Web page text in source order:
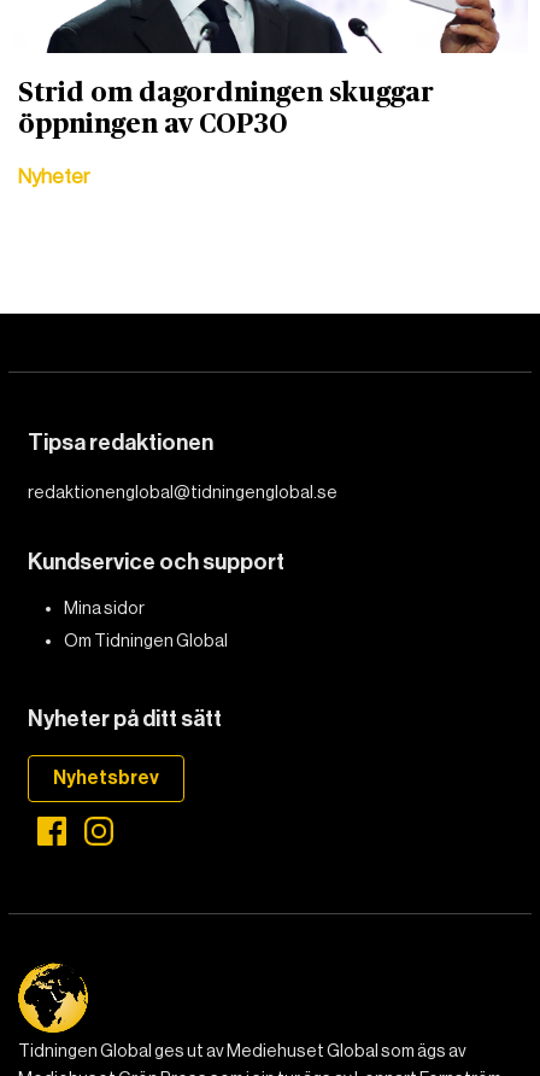
Strid om dagordningen skuggar
öppningen av COP30
Nyheter
Tipsa redaktionen
redaktionenglobal@tidningenglobal.se
Kundservice och support
Mina sidor
Om Tidningen Global
Nyheter på ditt sätt
Nyhetsbrev
Tidningen Global ges ut av Mediehuset Global som ägs av